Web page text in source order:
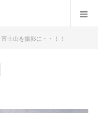
富士山を撮影に・・！！